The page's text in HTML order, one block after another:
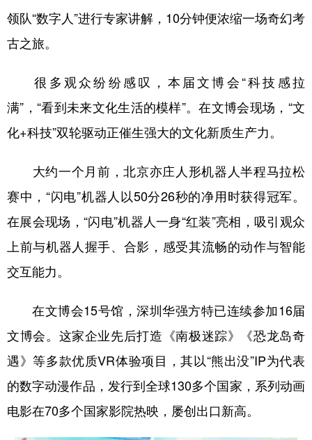
领队“数字人”进行专家讲解，10分钟便浓缩一场奇幻考
古之旅。
很多观众纷纷感叹，本届文博会“科技感拉
满”，“看到未来文化生活的模样”。在文博会现场，“文
化+科技”双轮驱动正催生强大的文化新质生产力。
大约一个月前，北京亦庄人形机器人半程马拉松
赛中，“闪电”机器人以50分26秒的净用时获得冠军。
在展会现场，“闪电”机器人一身“红装”亮相，吸引观众
上前与机器人握手、合影，感受其流畅的动作与智能
交互能力。
在文博会15号馆，深圳华强方特已连续参加16届
文博会。这家企业先后打造《南极迷踪》《恐龙岛奇
遇》等多款优质VR体验项目，其以“熊出没”IP为代表
的数字动漫作品，发行到全球130多个国家，系列动画
电影在70多个国家影院热映，屡创出口新高。